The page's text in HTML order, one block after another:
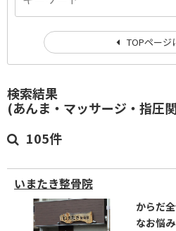
検索結果
(あんま・マッサージ・指圧
105件
いまたき整骨院
からだ
なお悩
TOPページ